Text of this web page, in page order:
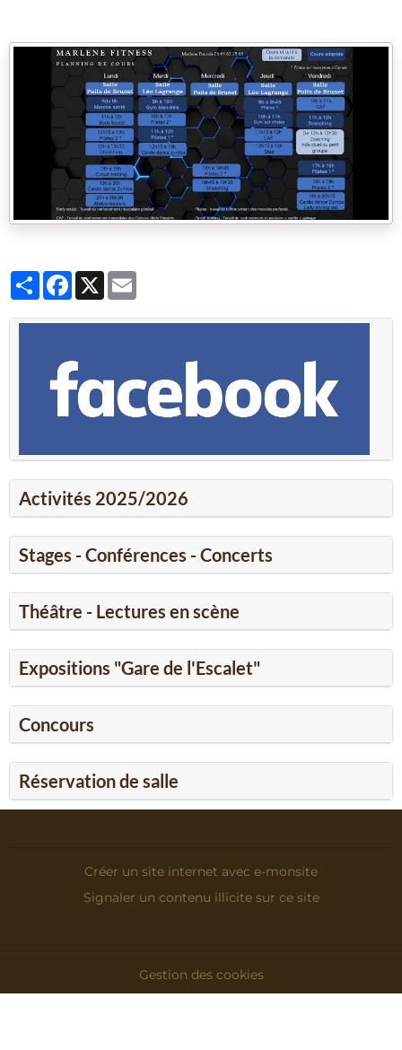
PartagerFacebook
X
Activités 2025/2026
Stages - Conférences - Concerts
Théâtre - Lectures en scène
Expositions "Gare de l'Escalet"
Concours
Réservation de salle
Créer un site internet avec e-monsite
Signaler un contenu illicite sur ce site
Gestion des cookies